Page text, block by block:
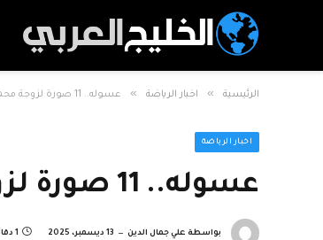
الرئيسية » اخبار الرياضة » عسوله.. 11 صورة لزوجة محمد عواد والجمهور يعلق
اخبار الرياضة
عسوله.. 11 صورة لزوجة محمد عواد والجمهور يعلق
بواسطة علي جمال الدين 13 ديسمبر، 2025 1 دقائق